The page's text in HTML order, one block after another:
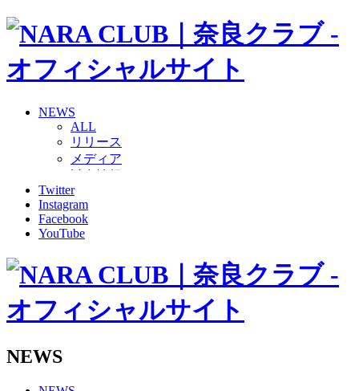
NEWS
ALL
リリース
メディア
グッズ
ファンコミュニティ
普及・育成
ホームタウン
その他
2026/27トップチーム
2026/27トップチームスタッフ
Twitter
Instagram
Facebook
YouTube
NEWS